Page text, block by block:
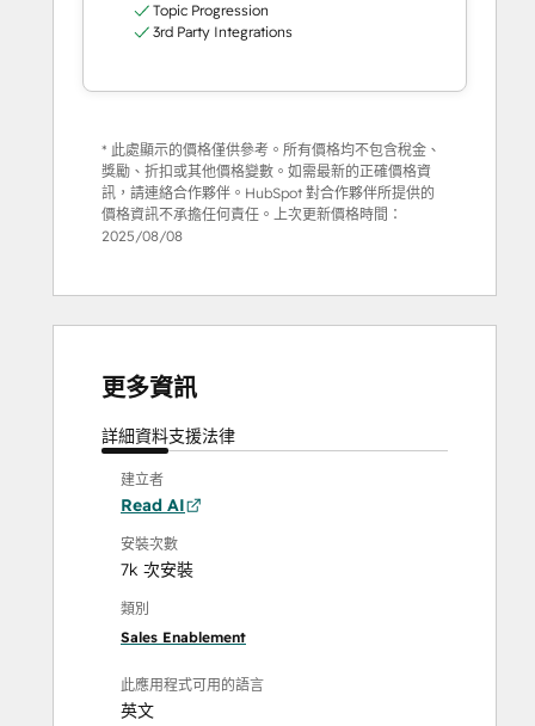
Topic Progression
3rd Party Integrations
* 此處顯示的價格僅供參考。所有價格均不包含稅金、
獎勵、折扣或其他價格變數。如需最新的正確價格資
訊，請連絡合作夥伴。HubSpot 對合作夥伴所提供的
價格資訊不承擔任何責任。上次更新價格時間：
2025/08/08
更多資訊
詳細資料支援法律
建立者
Read AI
安裝次數
7k 次安裝
類別
Sales Enablement
此應用程式可用的語言
英文